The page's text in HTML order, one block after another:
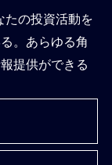
たの投資活動を
。あらゆる角
提供ができる